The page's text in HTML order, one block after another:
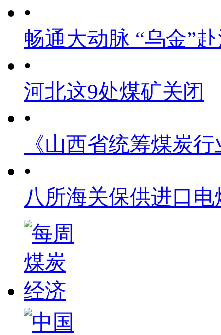
•
畅通大动脉 “乌金”
•
河北这9处煤矿关闭
•
《山西省统筹煤炭
•
八所海关保供进口